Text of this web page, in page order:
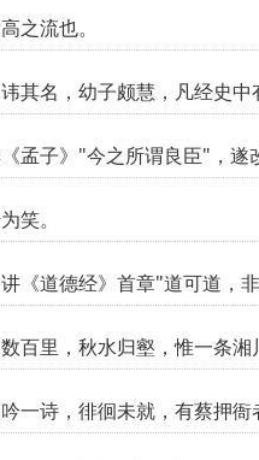
之流也。
其名，幼子颇慧，凡经史中
孟子》"今之所谓良臣"，
笑。
《道德经》首章"道可道，
百里，秋水归壑，惟一条湘
一诗，徘徊未就，有蔡押